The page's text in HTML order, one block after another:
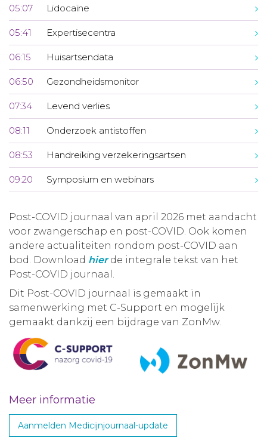
05:07 Lidocaïne
05:41 Expertisecentra
06:15 Huisartsendata
06:50 Gezondheidsmonitor
07:34 Levend verlies
08:11 Onderzoek antistoffen
08:53 Handreiking verzekeringsartsen
09:20 Symposium en webinars
Post-COVID journaal van april 2026 met aandacht
voor zwangerschap en post-COVID. Ook komen
andere actualiteiten rondom post-COVID aan
bod. Download hier de integrale tekst van het
Post-COVID journaal.
Dit Post-COVID journaal is gemaakt in
samenwerking met C-Support en mogelijk
gemaakt dankzij een bijdrage van ZonMw.
Meer informatie
Aanmelden Medicijnjournaal-update